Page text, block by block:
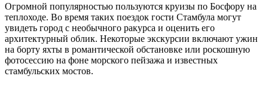
Огромной популярностью пользуются круизы по Босфору на
теплоходе. Во время таких поездок гости Стамбула могут
увидеть город с необычного ракурса и оценить его
архитектурный облик. Некоторые экскурсии включают ужин
на борту яхты в романтической обстановке или роскошную
фотосессию на фоне морского пейзажа и известных
стамбульских мостов.